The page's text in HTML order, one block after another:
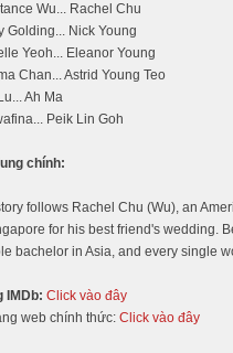
Wu... Rachel Chu
Golding... Nick Young
Yeoh... Eleanor Young
Chan... Astrid Young Teo
Ah Ma
Peik Lin Goh
chính:
follows Rachel Chu (Wu), an
for his best friend's wedding.
bachelor in Asia, and every single
IMDb: Click vào đây
web chính thức: Click vào đây